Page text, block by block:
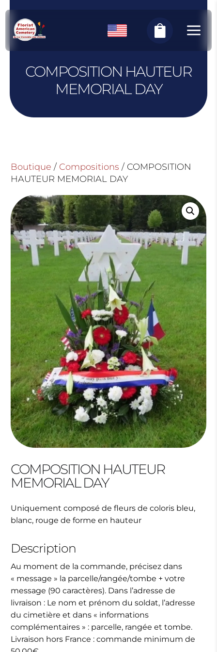
a

COMPOSITION HAUTEUR
MEMORIAL DAY
Boutique / Compositions / COMPOSITION
HAUTEUR MEMORIAL DAY
COMPOSITION HAUTEUR
MEMORIAL DAY
Uniquement composé de fleurs de coloris bleu,
blanc, rouge de forme en hauteur
Description
Au moment de la commande, précisez dans
« message » la parcelle/rangée/tombe + votre
message (90 caractères). Dans l’adresse de
livraison : Le nom et prénom du soldat, l’adresse
du cimetière et dans « informations
complémentaires » : parcelle, rangée et tombe.
Livraison hors France : commande minimum de